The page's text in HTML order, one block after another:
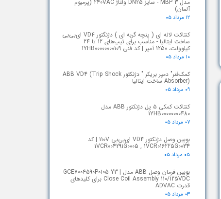
مدل MBP 3 - سایز DN25 ولتاژ 240VAC (پرمیوم
آلمان)
۱۲ مرداد ۰۵
کنتاکت لاله ای ( پنچه گربه ای ) دژنگتور VD4 ای‌بی‌بی
ساخت ایتالیا - مناسب برای تیپ‌های 12 تا 24
کیلوولت، 1250 آمپر | کد فنی 1YHB00000000109
۱۰ مرداد ۰۵
کمک‌فنر" دمپر بریکر " دژنکتور ABB VD4 (Trip Shock
Absorber) ساخت ایتالیا
۰۹ مرداد ۰۵
کنتاکت کمکی ۵ پل دژنکتور ABB مدل
1YHB00000000480
۰۷ مرداد ۰۵
بوبین وصل دژنکتور VD4 ای‌بی‌بی 110V | کد
1VCR004291G0005 , 1VCR016225G0034
۰۵ مرداد ۰۵
بوبین فرمان وصل ABB مدل GCE7004590P0105 Y3 |
Close Coil Assembly 110/125VDC برای کلیدهای
قدرت ADVAC
۰۳ مرداد ۰۵